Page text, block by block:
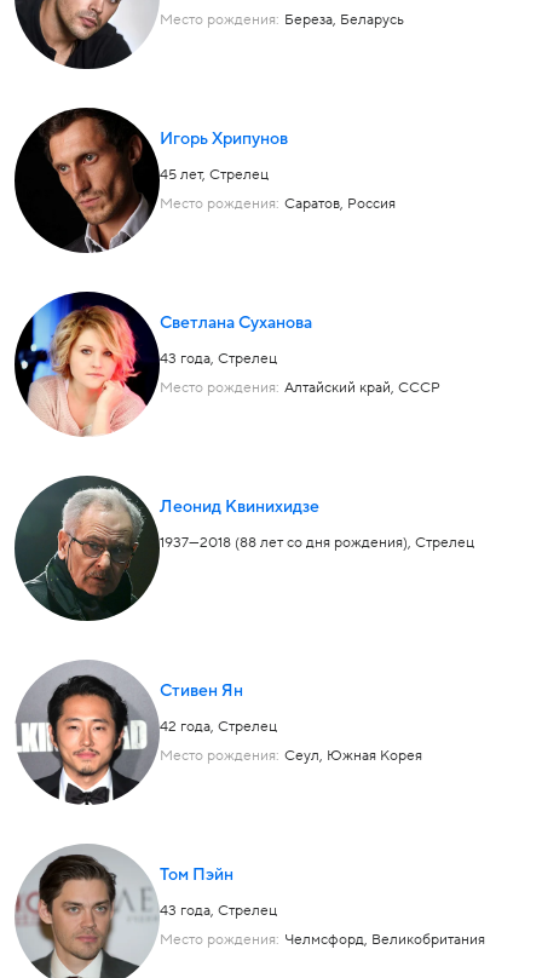
Место рождения: Береза, Беларусь
Игорь Хрипунов
45 лет, Стрелец
Место рождения: Саратов, Россия
Светлана Суханова
43 года, Стрелец
Место рождения: Алтайский край, СССР
Леонид Квинихидзе
1937—2018 (88 лет со дня рождения), Стрелец
Стивен Ян
42 года, Стрелец
Место рождения: Сеул, Южная Корея
Том Пэйн
43 года, Стрелец
Место рождения: Челмсфорд, Великобритания